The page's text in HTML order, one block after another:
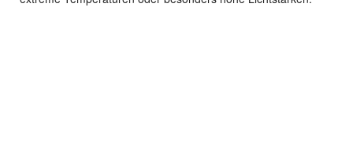
Signalleuchte LED 170 (weiß)